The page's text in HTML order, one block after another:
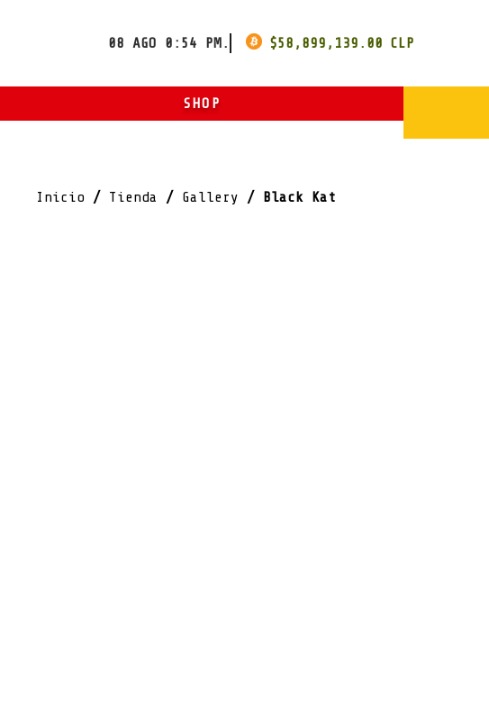
08 AGO 0:54 PM. $58,899,139.00
SHOP
OTROS
Inicio / Tienda / Gallery / Black Kat